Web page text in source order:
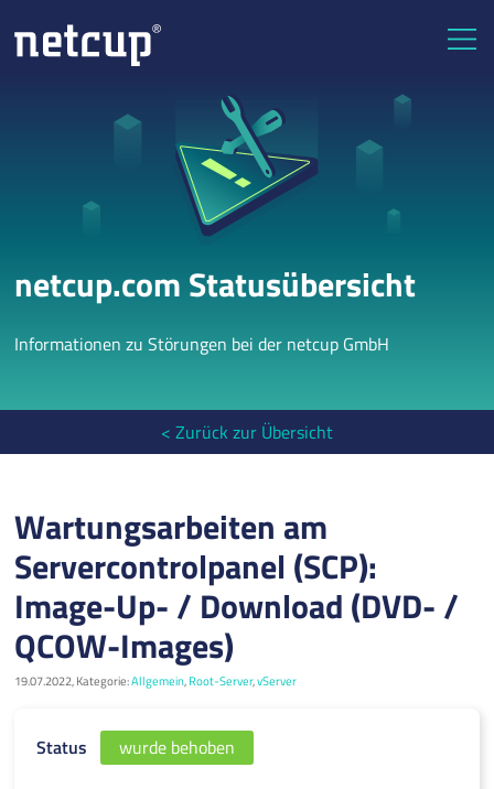
netcup.com Statusübersicht
Informationen zu Störungen bei der netcup GmbH
< Zurück zur Übersicht
Wartungsarbeiten am
Servercontrolpanel (SCP):
Image-Up- / Download (DVD- /
QCOW-Images)
19.07.2022, Kategorie:Allgemein,Root-Server,vServer
Status wurde behoben